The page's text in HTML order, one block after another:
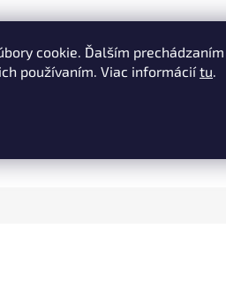
cookie. Ďalším
používaním. Viac informáciítu.
Detailné